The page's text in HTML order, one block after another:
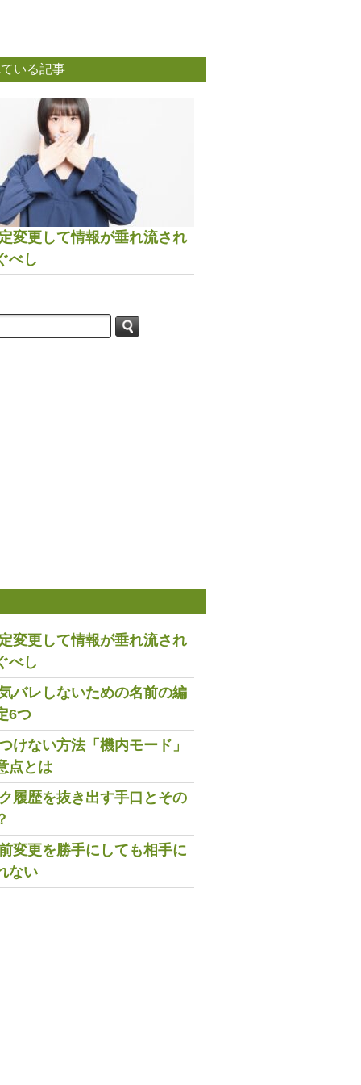
いる記事
変更して情報が垂れ流され
べし
変更して情報が垂れ流され
べし
バレしないための名前の編
6つ
けない方法「機内モード」
点とは
履歴を抜き出す手口とその
変更を勝手にしても相手に
ない